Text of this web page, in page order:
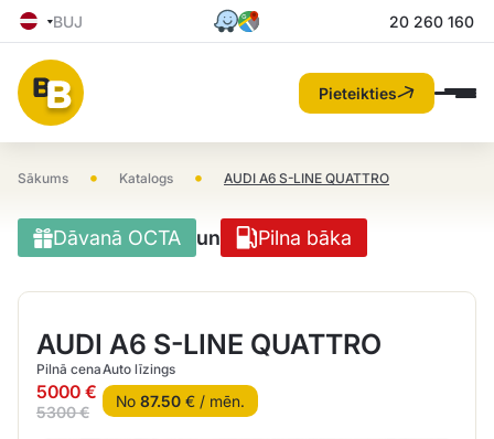
BUJ 20 260 160
Pieteikties
Sākums • Katalogs • AUDI A6 S-LINE QUATTRO
Dāvanā OCTA un Pilna bāka
AUDI A6 S-LINE QUATTRO
Pilnā cena
5000 €
5300 €
Auto līzings
No 87.50€ / mēn.